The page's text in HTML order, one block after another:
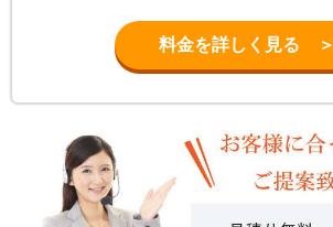
料金を詳しく見る ＞